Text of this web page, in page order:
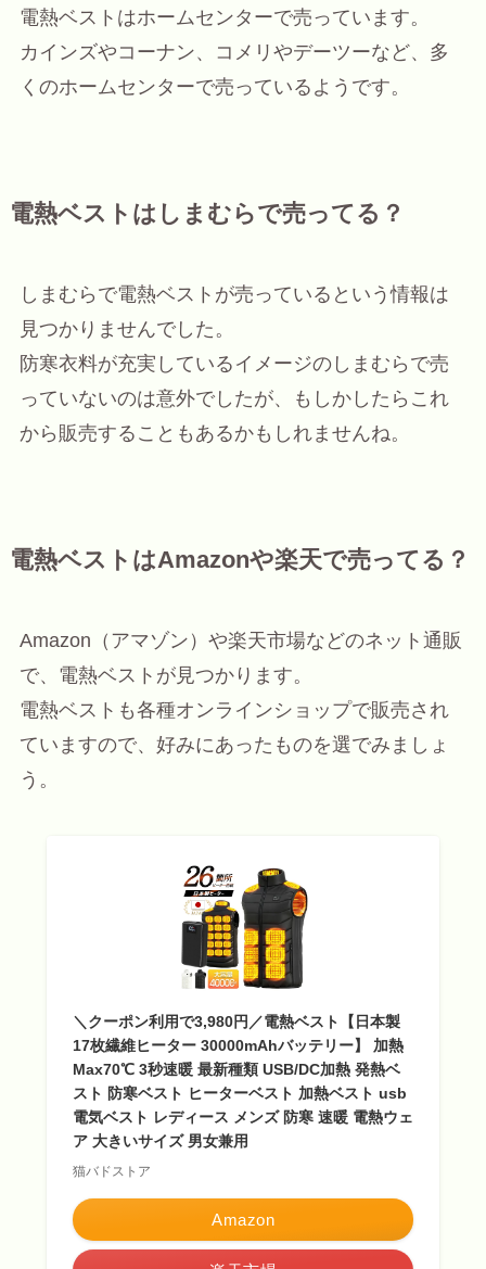
電熱ベストはホームセンターで売っています。
カインズやコーナン、コメリやデーツーなど、多
くのホームセンターで売っているようです。
電熱ベストはしまむらで売ってる？
しまむらで電熱ベストが売っているという情報は
見つかりませんでした。
防寒衣料が充実しているイメージのしまむらで売
っていないのは意外でしたが、もしかしたらこれ
から販売することもあるかもしれませんね。
電熱ベストはAmazonや楽天で売ってる？
Amazon（アマゾン）や楽天市場などのネット通販
で、電熱ベストが見つかります。
電熱ベストも各種オンラインショップで販売され
ていますので、好みにあったものを選でみましょ
う。
＼クーポン利用で3,980円／電熱ベスト【日本製
17枚繊維ヒーター 30000mAhバッテリー】 加熱
Max70℃ 3秒速暖 最新種類 USB/DC加熱 発熱ベ
スト 防寒ベスト ヒーターベスト 加熱ベスト usb
電気ベスト レディース メンズ 防寒 速暖 電熱ウェ
ア 大きいサイズ 男女兼用
猫バドストア
Amazon